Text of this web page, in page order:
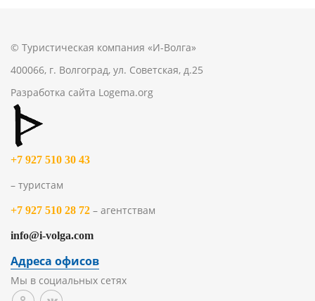
© Туристическая компания «И-Волга»
400066, г. Волгоград, ул. Советская, д.25
Разработка сайта Logema.org
+7 927 510 30 43
– туристам
+7 927 510 28 72 – агентствам
info@i-volga.com
Адреса офисов
Мы в социальных сетях